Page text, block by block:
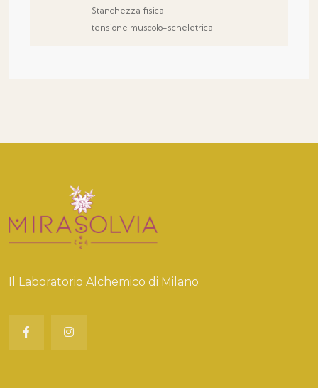
Stanchezza fisica
tensione muscolo-scheletrica
Il Laboratorio Alchemico di Milano